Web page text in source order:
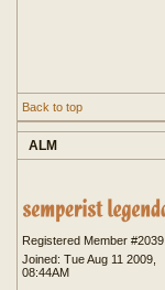
Back to top
ALM
Registered Member #2039
Joined: Tue Aug 11 2009,
08:44AM